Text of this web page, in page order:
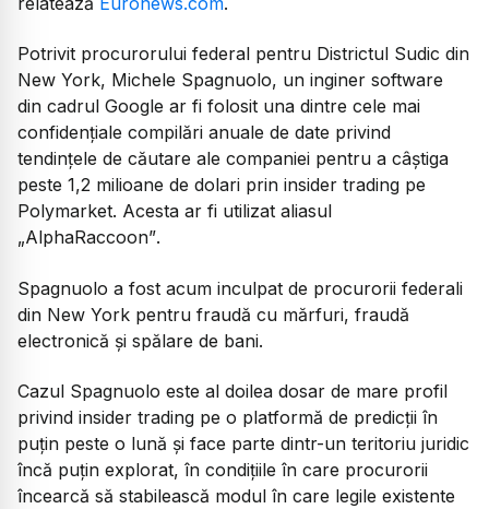
Potrivit procurorului federal pentru Districtul Sudic din
New York, Michele Spagnuolo, un inginer software
din cadrul Google ar fi folosit una dintre cele mai
confidențiale compilări anuale de date privind
tendințele de căutare ale companiei pentru a câștiga
peste 1,2 milioane de dolari prin insider trading pe
Polymarket. Acesta ar fi utilizat aliasul
„AlphaRaccoon”.
Spagnuolo a fost acum inculpat de procurorii federali
din New York pentru fraudă cu mărfuri, fraudă
electronică și spălare de bani.
Cazul Spagnuolo este al doilea dosar de mare profil
privind insider trading pe o platformă de predicții în
puțin peste o lună și face parte dintr-un teritoriu juridic
încă puțin explorat, în condițiile în care procurorii
încearcă să stabilească modul în care legile existente